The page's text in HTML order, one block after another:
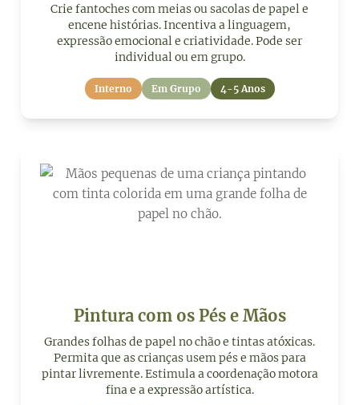
Crie fantoches com meias ou sacolas de papel e
encene histórias. Incentiva a linguagem,
expressão emocional e criatividade. Pode ser
individual ou em grupo.
Interno Em Grupo 4-5 Anos
Pintura com os Pés e Mãos
Grandes folhas de papel no chão e tintas atóxicas.
Permita que as crianças usem pés e mãos para
pintar livremente. Estimula a coordenação motora
fina e a expressão artística.